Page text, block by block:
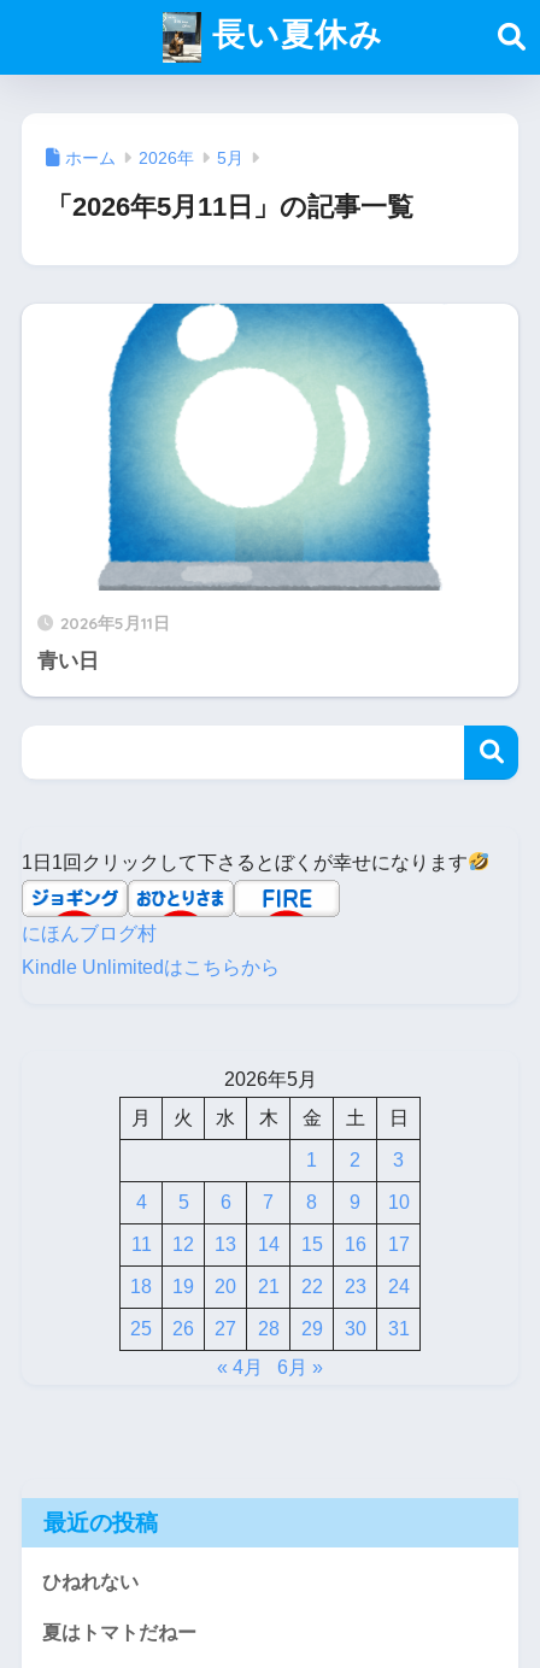
長い夏休み
ホーム 2026年 5月
「2026年5月11日」の記事一覧
2026年5月11日
青い日
1日1回クリックして下さるとぼくが幸せになります
にほんブログ村
Kindle Unlimitedはこちらから
2026年5月
月
火 水 木 金 土 日
1 2 3
4 5 6 7 8 9 10
11 12 13 14 15 16 17
18 19 20 21 22 23 24
25 26 27 28 29 30
31
« 4月
6月 »
最近の投稿
ひねれない
夏はトマトだねー